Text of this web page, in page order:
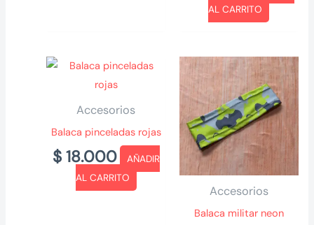
AL CARRITO
Accesorios
Balaca pinceladas rojas
$18.000
AÑADIR
AL CARRITO
Accesorios
Balaca militar neon